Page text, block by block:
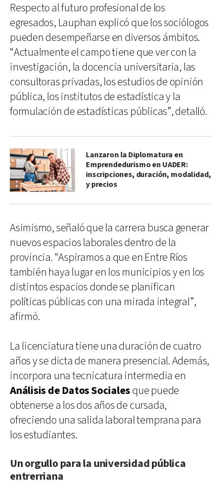
Respecto al futuro profesional de los
egresados, Lauphan explicó que los sociólogos
pueden desempeñarse en diversos ámbitos.
“Actualmente el campo tiene que ver con la
investigación, la docencia universitaria, las
consultoras privadas, los estudios de opinión
pública, los institutos de estadística y la
formulación de estadísticas públicas”, detalló.
Lanzaron la Diplomatura en
Emprendedurismo en UADER:
inscripciones, duración, modalidad,
y precios
Asimismo, señaló que la carrera busca generar
nuevos espacios laborales dentro de la
provincia. “Aspiramos a que en Entre Ríos
también haya lugar en los municipios y en los
distintos espacios donde se planifican
políticas públicas con una mirada integral”,
afirmó.
La licenciatura tiene una duración de cuatro
años y se dicta de manera presencial. Además,
incorpora una tecnicatura intermedia en
Análisis de Datos Socialesque puede
obtenerse a los dos años de cursada,
ofreciendo una salida laboral temprana para
los estudiantes.
Un orgullo para la universidad pública
entrerriana